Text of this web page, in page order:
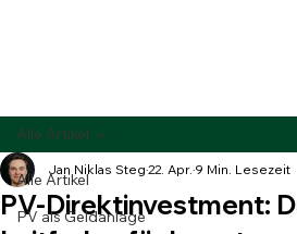
Alle Artikel
PV als Geldanlage
Alle Artikel
PV-Direktinvestment:
Jan Niklas Steg 22. Apr. 9 Min. Lesezeit